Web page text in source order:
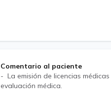
Comentario al paciente
- La emisión de licencias
evaluación médica.